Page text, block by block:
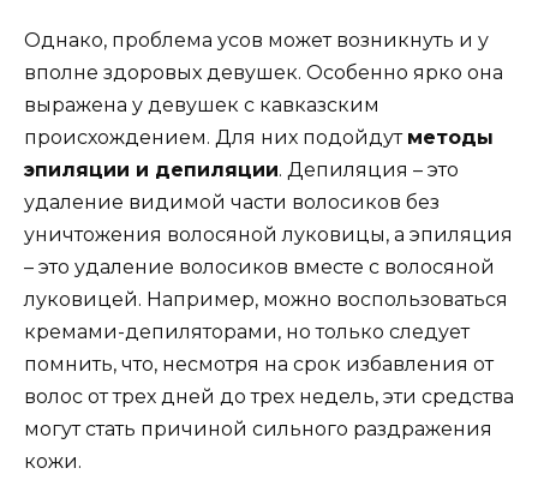
Однако, проблема усов может возникнуть и у
вполне здоровых девушек. Особенно ярко она
выражена у девушек с кавказским
происхождением. Для них подойдут методы
эпиляции и депиляции. Депиляция – это
удаление видимой части волосиков без
уничтожения волосяной луковицы, а эпиляция
– это удаление волосиков вместе с волосяной
луковицей. Например, можно воспользоваться
кремами-депиляторами, но только следует
помнить, что, несмотря на срок избавления от
волос от трех дней до трех недель, эти средства
могут стать причиной сильного раздражения
кожи.